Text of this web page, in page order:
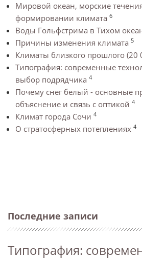
Мировой океан, морские
формировании климата 6
Воды Гольфстрима в Тихом
Причины изменения климата 5
Климаты близкого прошлого (20
Типография: современные
выбор подрядчика 4
Почему снег белый - основные
объяснение и связь с оптикой 4
Климат города Сочи 4
О стратосферных потеплениях 4
Последние записи
Типография: